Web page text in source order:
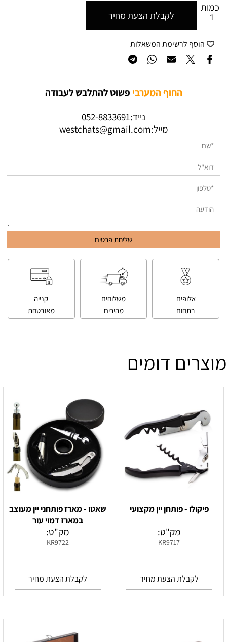
כמות
לקבלת הצעת מחיר
הוסף לרשימת המשאלות
החוף המערבי פשוט להתלבש לעבודה
נייד:052-8833691
מייל:westchats@gmail.com
אלופים
בתחום
משלוחים
מהירים
קנייה
מאובטחת
מוצרים דומים
פיקולו - פותחן יין מקצועי
מק"ט:
KR9717
לקבלת הצעת מחיר
שאטו - מארז פותחני יין מעוצב
במארז דמוי עור
מק"ט:
KR9722
לקבלת הצעת מחיר